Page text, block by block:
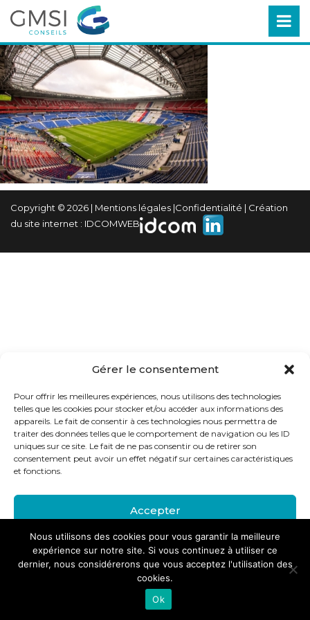
Gérer le consentement
Pour offrir les meilleures expériences, nous utilisons des technologies
telles que les cookies pour stocker et/ou accéder aux informations des
appareils. Le fait de consentir à ces technologies nous permettra de
traiter des données telles que le comportement de navigation ou les ID
uniques sur ce site. Le fait de ne pas consentir ou de retirer son
consentement peut avoir un effet négatif sur certaines caractéristiques
et fonctions.
Accepter
Refuser
Voir les préférences
politique-de-confidentialite
Copyright © 2026 | Mentions légales |Confidentialité | Création
du site internet : IDCOMWEB
Nous utilisons des cookies pour vous garantir la meilleure
expérience sur notre site. Si vous continuez à utiliser ce
dernier, nous considérerons que vous acceptez l'utilisation des
cookies.
Ok